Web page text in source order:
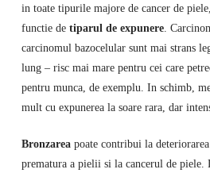
in toate tipurile majore de cancer de
functie de tiparul de expunere.
carcinomul bazocelular sunt mai strans
lung – risc mai mare pentru cei care
pentru munca, de exemplu. In schimb,
mult cu expunerea la soare rara, dar
Bronzareapoate contribui la
prematura a pielii si la cancerul de piele.